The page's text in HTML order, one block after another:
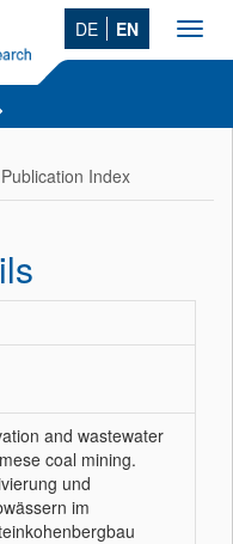
DE EN
Index
and wastewater
coal mining.
und
im